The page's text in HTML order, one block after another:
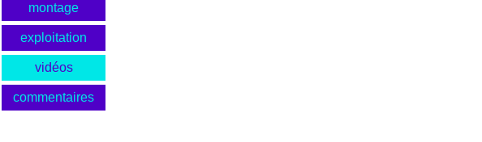
montage
exploitation
vidéos
commentaires